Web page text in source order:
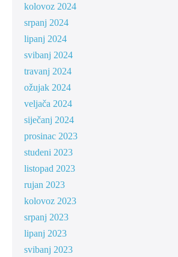
kolovoz 2024
srpanj 2024
lipanj 2024
svibanj 2024
travanj 2024
ožujak 2024
veljača 2024
siječanj 2024
prosinac 2023
studeni 2023
listopad 2023
rujan 2023
kolovoz 2023
srpanj 2023
lipanj 2023
svibanj 2023